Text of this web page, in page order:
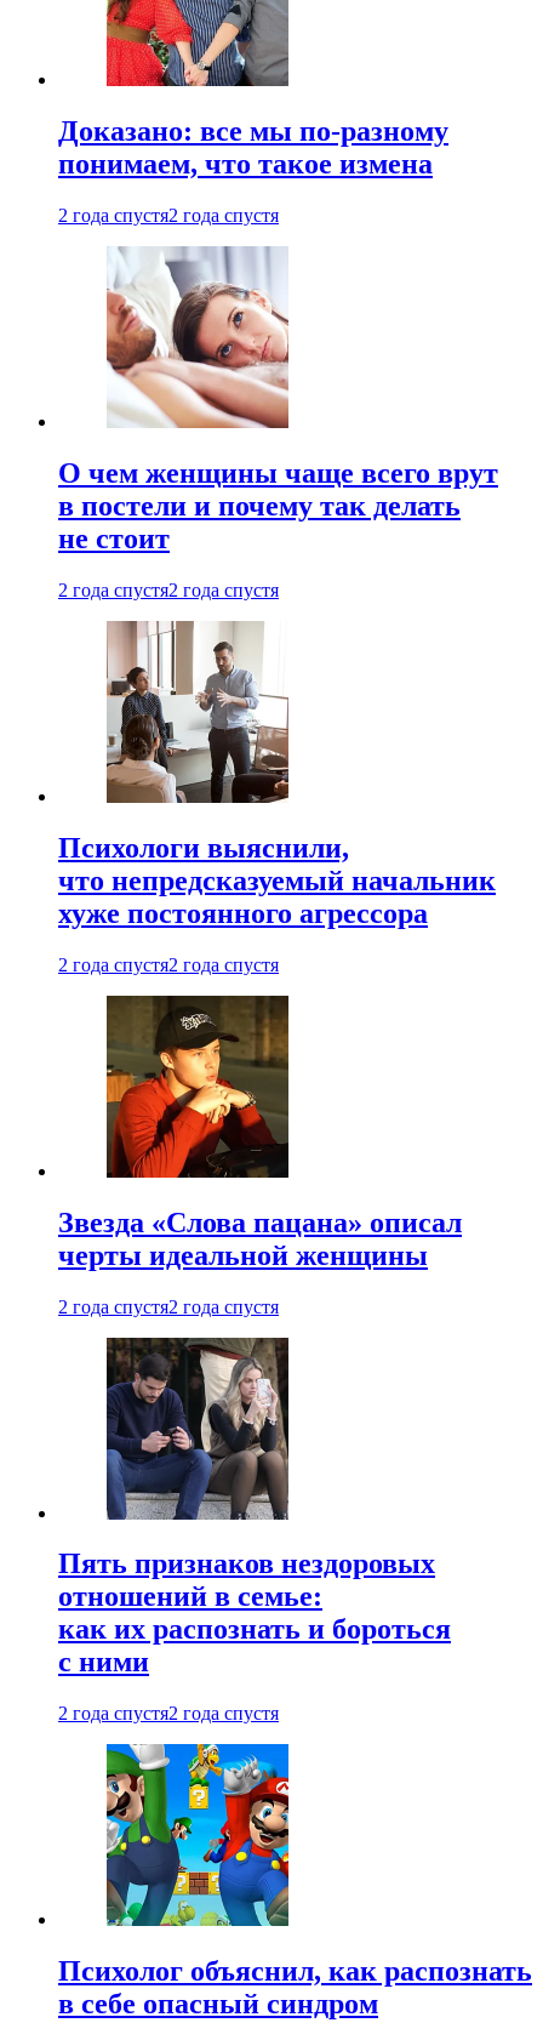
Доказано: все мы по-разному
понимаем, что такое измена
2 года спустя2 года спустя
О чем женщины чаще всего врут
в постели и почему так делать
не стоит
2 года спустя2 года спустя
Психологи выяснили,
что непредсказуемый начальник
хуже постоянного агрессора
2 года спустя2 года спустя
Звезда «Слова пацана» описал
черты идеальной женщины
2 года спустя2 года спустя
Пять признаков нездоровых
отношений в семье:
как их распознать и бороться
с ними
2 года спустя2 года спустя
Психолог объяснил, как распознать
в себе опасный синдром